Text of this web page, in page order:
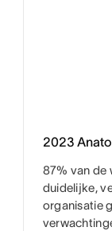
2023
87% van de
duidelijke,
organisatie